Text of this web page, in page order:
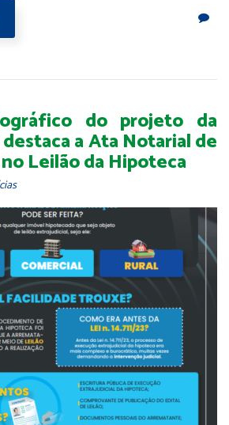
do projeto da
a Ata Notarial de
Leilão da Hipoteca